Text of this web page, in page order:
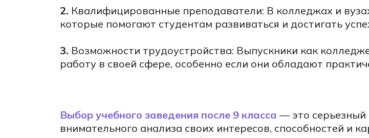
2. Квалифицированные преподаватели: В колледжах и
которые помогают студентам развиваться и достигать
3. Возможности трудоустройства: Выпускники как
работу в своей сфере, особенно если они обладают
Выбор учебного заведения после 9 класса — это серьезный
внимательного анализа своих интересов, способностей и